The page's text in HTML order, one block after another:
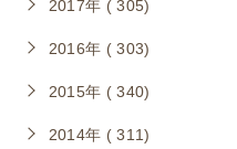
2017年 ( 305)
2016年 ( 303)
2015年 ( 340)
2014年 ( 311)